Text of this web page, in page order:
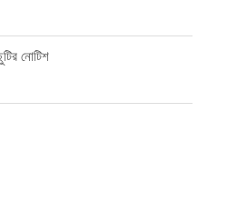
নোটিশ